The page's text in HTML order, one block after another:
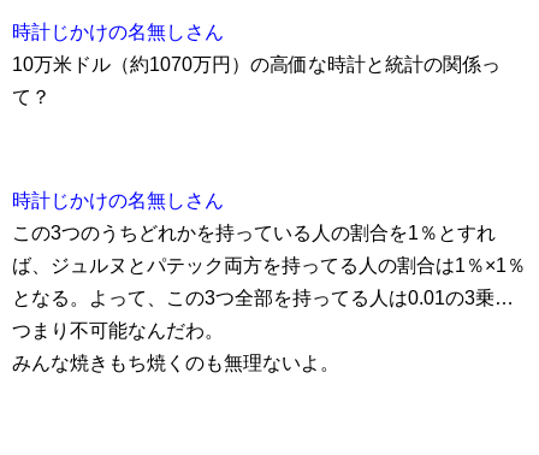
時計じかけの名無しさん
10万米ドル（約1070万円）の高価な時計と統計の関係っ
て？
時計じかけの名無しさん
この3つのうちどれかを持っている人の割合を1％とすれ
ば、ジュルヌとパテック両方を持ってる人の割合は1％×1％
となる。よって、この3つ全部を持ってる人は0.01の3乗…
つまり不可能なんだわ。
みんな焼きもち焼くのも無理ないよ。